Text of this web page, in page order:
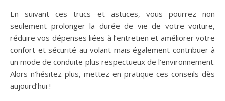
En suivant ces trucs et astuces, vous pourrez non
seulement prolonger la durée de vie de votre voiture,
réduire vos dépenses liées à l’entretien et améliorer votre
confort et sécurité au volant mais également contribuer à
un mode de conduite plus respectueux de l’environnement.
Alors n’hésitez plus, mettez en pratique ces conseils dès
aujourd’hui !